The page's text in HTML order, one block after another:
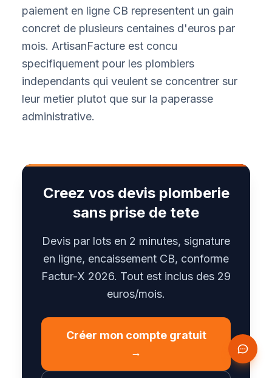
paiement en ligne CB representent un gain
concret de plusieurs centaines d'euros par
mois. ArtisanFacture est concu
specifiquement pour les plombiers
independants qui veulent se concentrer sur
leur metier plutot que sur la paperasse
administrative.
Creez vos devis plomberie
sans prise de tete
Devis par lots en 2 minutes, signature
en ligne, encaissement CB, conforme
Factur-X 2026. Tout est inclus des 29
euros/mois.
Créer mon compte gratuit
→